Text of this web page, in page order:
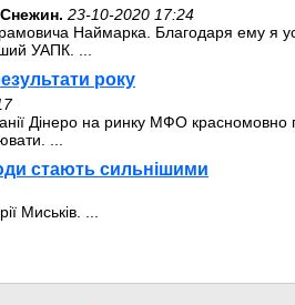
23-10-2020 17:24
Наймарка. Благодаря ему я
УАПК. ...
року
Дінеро на ринку МФО красномовно
...
стають сильнішими
Миськів. ...